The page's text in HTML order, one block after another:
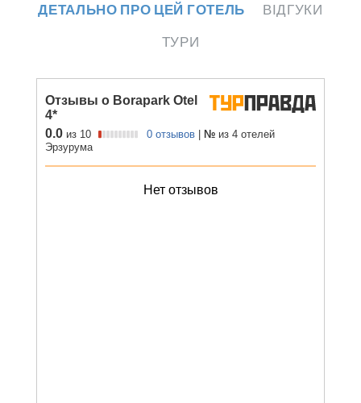
ДЕТАЛЬНО ПРО ЦЕЙ ГОТЕЛЬ
ВІДГУКИ
ТУРИ